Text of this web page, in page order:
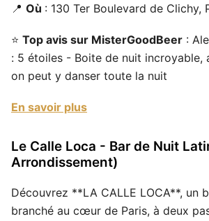
📍 Où : 130 Ter Boulevard de Clichy,
⭐ Top avis sur MisterGoodBeer :
: 5 étoiles - Boite de nuit incroyable,
on peut y danser toute la nuit
En savoir plus
Le Calle Loca - Bar de Nuit
Arrondissement)
Découvrez **LA CALLE LOCA**, un
branché au cœur de Paris, à deux